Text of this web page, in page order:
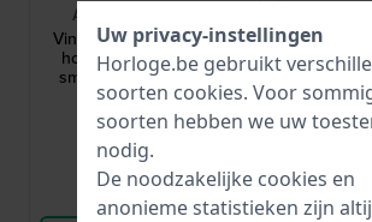
ABL-100WEG-9AEF
Vintage 37.9 mm Vintage
horloge met Bluetooth
smart phone koppeling
€ 99,90
● Op voorraad
Vergelijk
Vintage
smart
●
Uw privacy-instellingen
Horloge.be gebruikt
soorten cookies. Voor
soorten hebben we uw
nodig.
De noodzakelijke cookies en
anonieme statistieken zijn